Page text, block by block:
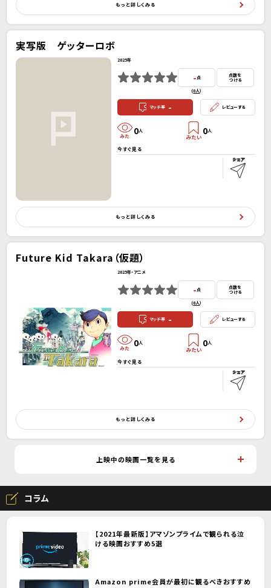
もっと詳しくみる
実写版 ゲッターロボ
2025年
-点
(0人）
点数を
つける
マッチ率 - レビューする
0人 0人
今すぐ見る
もっと詳しくみる
Future Kid Takara（仮題）
2025年・アニメ
-点
(0人）
点数を
つける
マッチ率 - レビューする
0人 0人
今すぐ見る
もっと詳しくみる
上映中の映画一覧を見る
コラム
【2021年最新版】アマゾンプライムで観られる泣
ける映画おすすめ5選
Amazon prime会員が最初に観るべきおすすめ